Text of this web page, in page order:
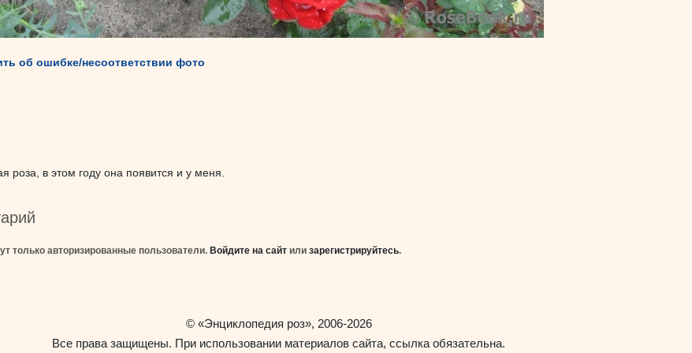
об ошибке/несоответствии фото
роза, в этом году она появится и у меня.
только авторизированные пользователи. Войдите на сайт или зарегистрируйтесь.
© «Энциклопедия роз», 2006-2026
Все права защищены. При использовании материалов сайта, ссылка обязательна.